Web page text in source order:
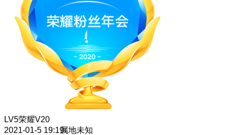
LV5荣耀V20
2021-01-5 19:19属地未知